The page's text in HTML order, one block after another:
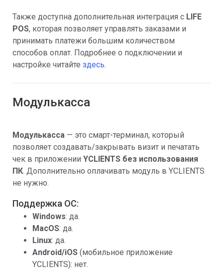
Также доступна дополнительная интеграция с LIFE
POS, которая позволяет управлять заказами и
принимать платежи большим количеством
способов оплат. Подробнее о подключении и
настройке читайте здесь.
Модулькасса
Модулькасса — это смарт-терминал, который
позволяет создавать/закрывать визит и печатать
чек в приложении YCLIENTS без использования
ПК. Дополнительно оплачивать модуль в YCLIENTS
не нужно.
Поддержка ОС:
Windows: да.
MacOS: да.
Linux: да.
Android/iOS (мобильное приложение
YCLIENTS): нет.